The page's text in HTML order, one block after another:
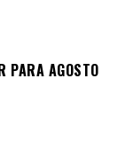
PARA AGOSTO